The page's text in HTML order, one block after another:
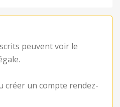
peuvent voir le
créer un compte rendez-